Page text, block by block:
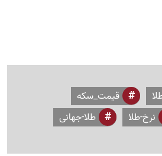
قیمت_سکه
نرخ-طلا
طلا-جهانی